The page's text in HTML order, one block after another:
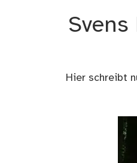
Hier schreibt